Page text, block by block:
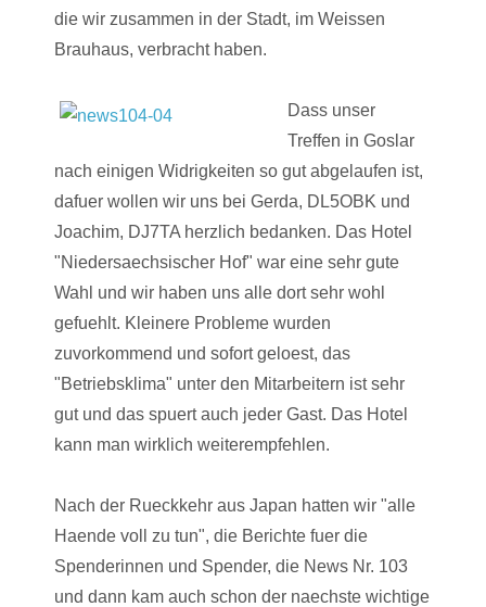
die wir zusammen in der Stadt, im Weissen
Brauhaus, verbracht haben.
Dass unser
Treffen in Goslar
nach einigen Widrigkeiten so gut abgelaufen ist,
dafuer wollen wir uns bei Gerda, DL5OBK und
Joachim, DJ7TA herzlich bedanken. Das Hotel
"Niedersaechsischer Hof" war eine sehr gute
Wahl und wir haben uns alle dort sehr wohl
gefuehlt. Kleinere Probleme wurden
zuvorkommend und sofort geloest, das
"Betriebsklima" unter den Mitarbeitern ist sehr
gut und das spuert auch jeder Gast. Das Hotel
kann man wirklich weiterempfehlen.
Nach der Rueckkehr aus Japan hatten wir "alle
Haende voll zu tun", die Berichte fuer die
Spenderinnen und Spender, die News Nr. 103
und dann kam auch schon der naechste wichtige